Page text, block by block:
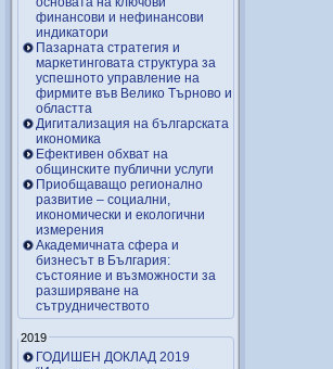
финансови и нефинансови
индикатори
Пазарната стратегия и
маркетинговата структура за
успешното управление на
фирмите във Велико Търново и
областта
Дигитализация на българската
икономика
Ефективен обхват на
общинските публични услуги
Приобщаващо регионално
развитие – социални,
икономически и екологични
измерения
Академичната сфера и
бизнесът в България:
състояние и възможности за
разширяване на
сътрудничеството
2019
ГОДИШЕН ДОКЛАД 2019